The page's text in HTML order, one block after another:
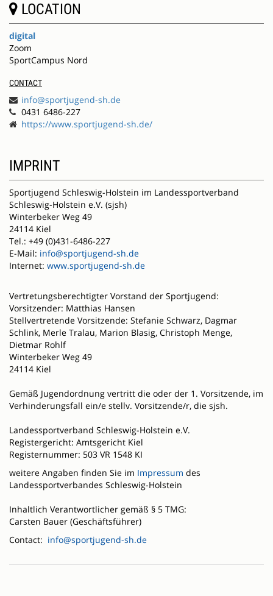
LOCATION
digital
Zoom
SportCampus Nord
CONTACT
info@sportjugend-sh.de
0431 6486-227
https://www.sportjugend-sh.de/
IMPRINT
Sportjugend Schleswig-Holstein im Landessportverband
Schleswig-Holstein e.V. (sjsh)
Winterbeker Weg 49
24114 Kiel
Tel.: +49 (0)431-6486-227
E-Mail: info@sportjugend-sh.de
Internet: www.sportjugend-sh.de
Vertretungsberechtigter Vorstand der Sportjugend:
Vorsitzender: Matthias Hansen
Stellvertretende Vorsitzende: Stefanie Schwarz, Dagmar
Schlink, Merle Tralau, Marion Blasig, Christoph Menge,
Dietmar Rohlf
Winterbeker Weg 49
24114 Kiel
Gemäß Jugendordnung vertritt die oder der 1. Vorsitzende, im
Verhinderungsfall ein/e stellv. Vorsitzende/r, die sjsh.
Landessportverband Schleswig-Holstein e.V.
Registergericht: Amtsgericht Kiel
Registernummer: 503 VR 1548 KI
weitere Angaben finden Sie im Impressum des
Landessportverbandes Schleswig-Holstein
Inhaltlich Verantwortlicher gemäß § 5 TMG:
Carsten Bauer (Geschäftsführer)
Contact: info@sportjugend-sh.de